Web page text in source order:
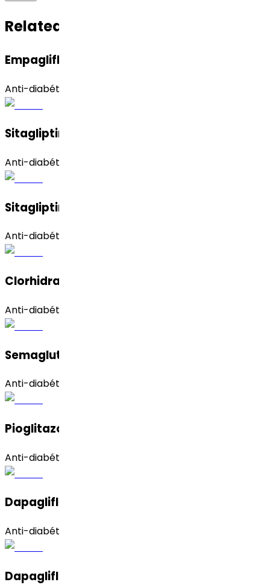
Related APIs
Empagliflozin
Anti-diabético
Sitagliptin Phosphate (Monohydrate)
Anti-diabético
Sitagliptin Phosphate (Anhydrous)
Anti-diabético
Clorhidrato De Sitagliptina
Anti-diabético
Semaglutide
Anti-diabético
Pioglitazona Clorhidrato
Anti-diabético
Dapagliflozina (amorfa)
Anti-diabético
Dapagliflozin (Propanediol Monohydrate)